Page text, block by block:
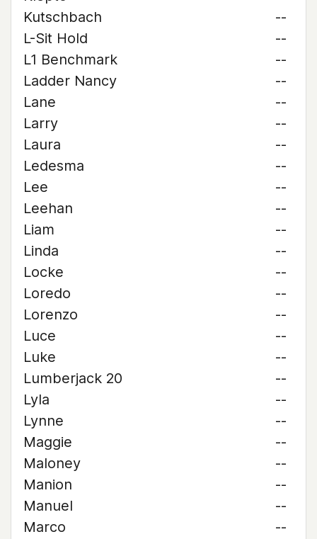
Kutschbach
--
L-Sit Hold
--
L1 Benchmark
--
Ladder Nancy
--
Lane
--
Larry
--
Laura
--
Ledesma
--
Lee
--
Leehan
--
Liam
--
Linda
--
Locke
--
Loredo
--
Lorenzo
--
Luce
--
Luke
--
Lumberjack 20
--
Lyla
--
Lynne
--
Maggie
--
Maloney
--
Manion
--
Manuel
--
Marco
--